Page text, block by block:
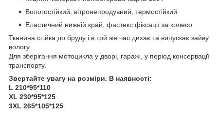
Вологостійкий, вітронепродувний, термостійкий
Еластичний нижній край, фастекс фіксації за колесо
Тканина стійка до бруду і в той же час дихає та випускає зайву
вологу
Для зберігання мотоцикла у дворі, гаражі, у період консервації
транспорту.
Звертайте увагу на розміри. В наявності:
L 210*95*110
XL 230*95*125
3XL 265*105*125